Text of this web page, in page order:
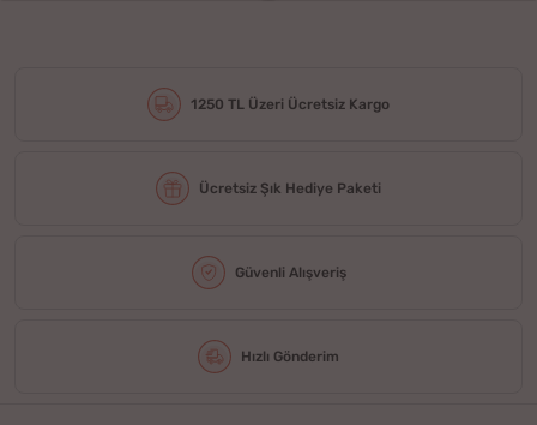
1250 TL Üzeri Ücretsiz Kargo
Ücretsiz Şık Hediye Paketi
Güvenli Alışveriş
Hızlı Gönderim